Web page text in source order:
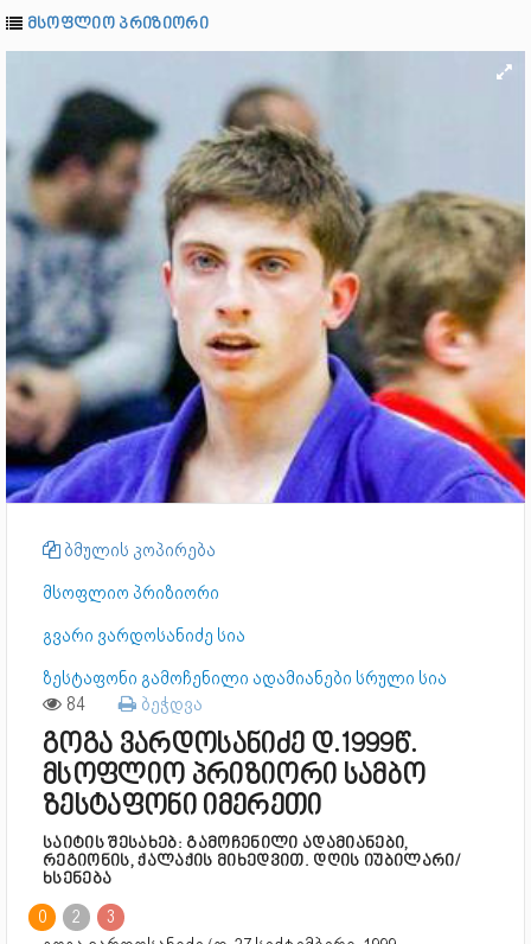
მსოფლიო პრიზიორი
ბმულის კოპირება
მსოფლიო პრიზიორი
გვარი ვარდოსანიძე სია
ზესტაფონი გამოჩენილი ადამიანები სრული სია
84 ბეჭდვა
გოგა ვარდოსანიძე დ.1999წ.
მსოფლიო პრიზიორი სამბო
ზესტაფონი იმერეთი
საიტის შესახებ: გამოჩენილი ადამიანები,
რეგიონის, ქალაქის მიხედვით. დღის იუბილარი/
ხსენება
0 2
3